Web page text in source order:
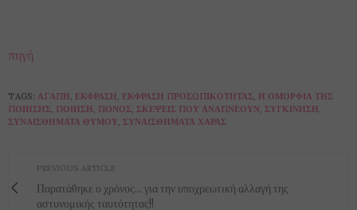
πηγή
TAGS: ΑΓΆΠΗ, ΕΚΦΡΑΣΗ, ΈΚΦΡΑΣΗ ΠΡΟΣΩΠΙΚΌΤΗΤΑΣ, Η ΟΜΟΡΦΙΆ ΤΗΣ
ΠΟΊΗΣΗΣ, ΠΟΊΗΣΗ, ΠΌΝΟΣ, ΣΚΈΨΕΙΣ ΠΟΥ ΑΝΑΠΝΈΟΥΝ, ΣΥΓΚΊΝΗΣΗ,
ΣΥΝΑΙΣΘΉΜΑΤΑ ΘΥΜΟΎ, ΣΥΝΑΙΣΘΉΜΑΤΑ ΧΑΡΆΣ
PREVIOUS ARTICLE
Παρατάθηκε ο χρόνος... για την υποχρεωτική αλλαγή της
αστυνομικής ταυτότητας!!